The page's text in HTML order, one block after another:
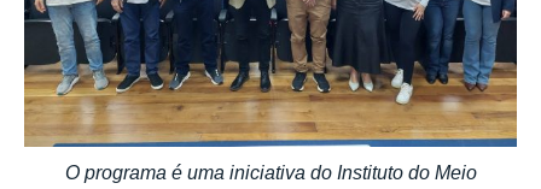
O programa é uma iniciativa do Instituto do Meio